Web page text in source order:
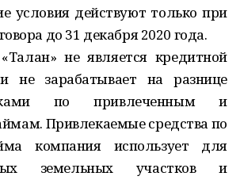
условия действуют только при
до 31 декабря 2020 года.
не является кредитной
не зарабатывает на разнице
по привлеченным и
Привлекаемые средства по
компания использует для
земельных участков и